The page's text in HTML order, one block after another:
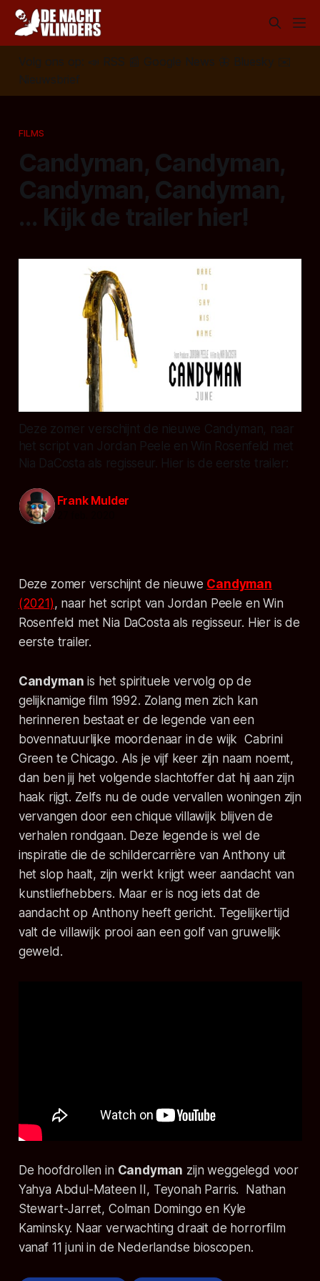
Volg ons op: 📣 RSS 📰 Google News 🦋 Bluesky
✉️
Nieuwsbrief
FILMS
Candyman, Candyman,
Candyman, Candyman,
... Kijk de trailer hier!
Deze zomer verschijnt de nieuwe Candyman, naar
het script van Jordan Peele en Win Rosenfeld met
Nia DaCosta als regisseur. Hier is de eerste trailer:
Frank Mulder
Deze zomer verschijnt de nieuwe Candyman
(2021), naar het script van Jordan Peele en Win
Rosenfeld met Nia DaCosta als regisseur. Hier is de
eerste trailer.
Candyman is het spirituele vervolg op de
gelijknamige film 1992. Zolang men zich kan
herinneren bestaat er de legende van een
bovennatuurlijke moordenaar in de wijk Cabrini
Green te Chicago. Als je vijf keer zijn naam noemt,
dan ben jij het volgende slachtoffer dat hij aan zijn
haak rijgt. Zelfs nu de oude vervallen woningen zijn
vervangen door een chique villawijk blijven de
verhalen rondgaan. Deze legende is wel de
inspiratie die de schildercarrière van Anthony uit
het slop haalt, zijn werkt krijgt weer aandacht van
kunstliefhebbers. Maar er is nog iets dat de
aandacht op Anthony heeft gericht. Tegelijkertijd
valt de villawijk prooi aan een golf van gruwelijk
geweld.
De hoofdrollen in Candyman zijn weggelegd voor
Yahya Abdul-Mateen II, Teyonah Parris. Nathan
Stewart-Jarret, Colman Domingo en Kyle
Kaminsky. Naar verwachting draait de horrorfilm
vanaf 11 juni in de Nederlandse bioscopen.